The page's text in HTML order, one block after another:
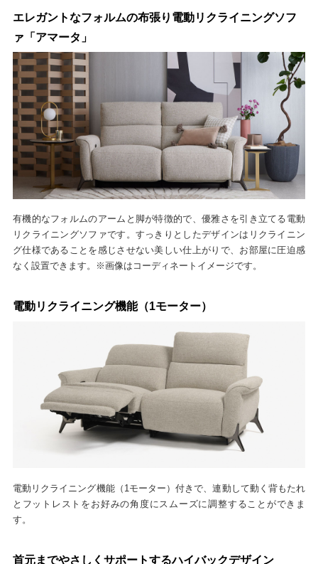
エレガントなフォルムの布張り電動リクライニングソフ
ァ「アマータ」
有機的なフォルムのアームと脚が特徴的で、優雅さを引き立てる電動
リクライニングソファです。すっきりとしたデザインはリクライニン
グ仕様であることを感じさせない美しい仕上がりで、お部屋に圧迫感
なく設置できます。※画像はコーディネートイメージです。
電動リクライニング機能（1モーター）
電動リクライニング機能（1モーター）付きで、連動して動く背もたれ
とフットレストをお好みの角度にスムーズに調整することができま
す。
首元までやさしくサポートするハイバックデザイン